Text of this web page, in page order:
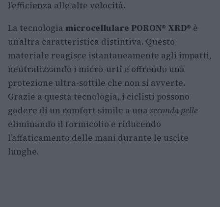
l’efficienza alle alte velocità.
La tecnologia microcellulare PORON® XRD® è
un’altra caratteristica distintiva. Questo
materiale reagisce istantaneamente agli impatti,
neutralizzando i micro-urti e offrendo una
protezione ultra-sottile che non si avverte.
Grazie a questa tecnologia, i ciclisti possono
godere di un comfort simile a una seconda pelle
eliminando il formicolio e riducendo
l’affaticamento delle mani durante le uscite
lunghe.